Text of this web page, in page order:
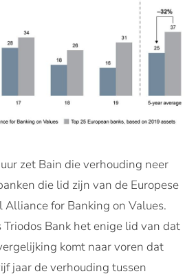
zet Bain die verhouding neer
die lid zijn van de Europese
Alliance for Banking on Values.
Bank het enige lid van dat
komt naar voren dat
jaar de verhouding tussen